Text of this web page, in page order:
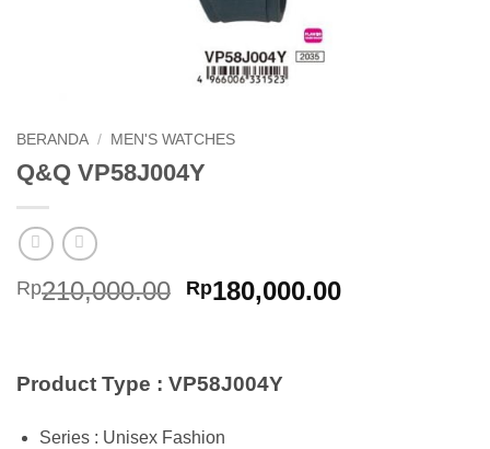
BERANDA / MEN'S WATCHES
Q&Q VP58J004Y
Rp210,000.00 Harga
Rp210,000.00.
Rp180,000.00Harga
Product Type : VP58J004Y
Series : Unisex Fashion